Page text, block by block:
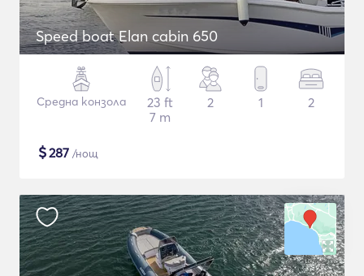
Speed boat Elan cabin 650
Средна конзола
23 ft
7 m
2 1 2
$287 /нощ